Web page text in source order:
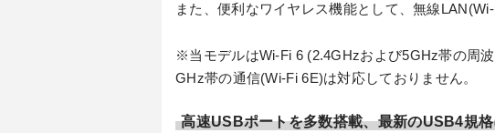
また、便利なワイヤレス機能として、無線
※当モデルはWi-Fi 6 (2.4GHzおよび5GHz帯の周
GHz帯の通信(Wi-Fi 6E)は対応しておりません。
高速USBポートを多数搭載、最新のUSB4規